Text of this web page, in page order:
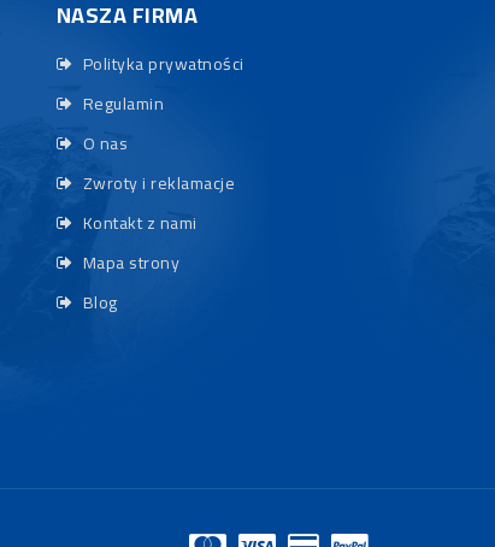
NASZA FIRMA
Polityka prywatności
Regulamin
O nas
Zwroty i reklamacje
Kontakt z nami
Mapa strony
Blog